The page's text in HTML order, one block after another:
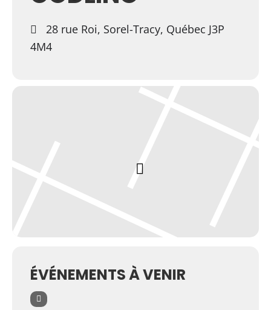
28 rue Roi, Sorel-Tracy, Québec J3P
4M4
ÉVÉNEMENTS À VENIR